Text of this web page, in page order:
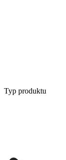
Typ produktu